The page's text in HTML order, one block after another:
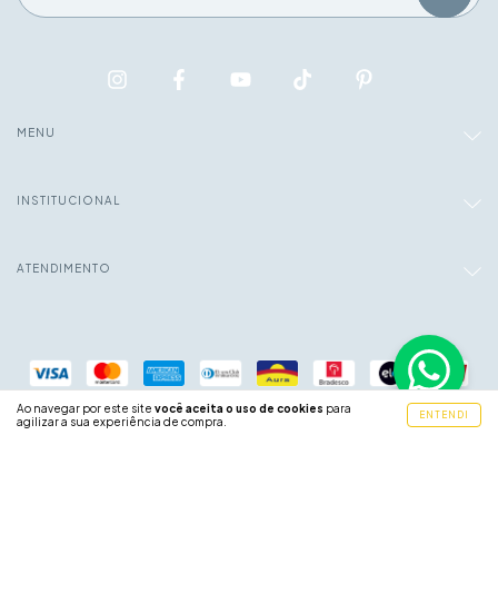
Ao navegar por este site você aceita o uso de cookies para
agilizar a sua experiência de compra.
ENTENDI
MENU
INSTITUCIONAL
ATENDIMENTO